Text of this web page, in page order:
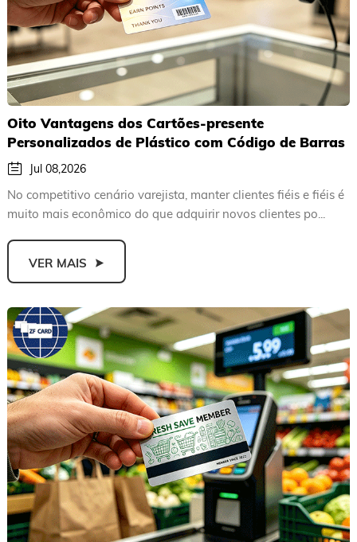
Oito Vantagens dos Cartões-presente
Personalizados de Plástico com Código de Barras
e Seu Valor de Aplicação no Setor de Varejo
Jul 08,2026
No competitivo cenário varejista, manter clientes fiéis e fiéis é
muito mais econômico do que adquirir novos clientes po...
VER MAIS